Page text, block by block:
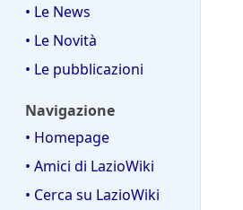
• Le News
• Le Novità
• Le pubblicazioni
Navigazione
• Homepage
• Amici di LazioWiki
• Cerca su LazioWiki